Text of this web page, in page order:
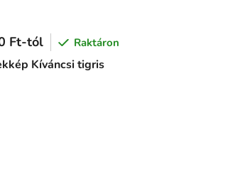
Kíváncsi tigris
Ft-tól Raktáron